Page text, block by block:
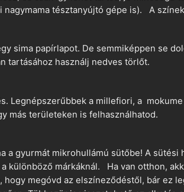
tésztanyújtó gépe is). A
sima papírlapot. De semmiképpen se
tartásához használj nedves törlőt.
Legnépszerűbbek a millefiori, a
más területeken is felhasználhatod.
gyurmát mikrohullámú sütőbe! A sütési
különböző márkáknál. Ha van otthon,
megóvd az elszíneződéstől, bár ez